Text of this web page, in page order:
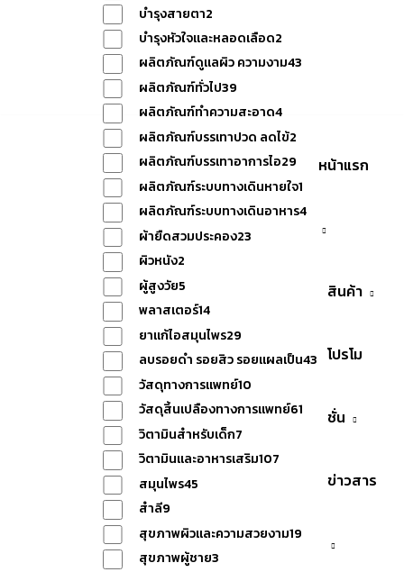
หน้าแรก
สินค้า
โปรโม
ชั่น
ข่าวสาร
บำรุงสายตา2
บำรุงหัวใจและหลอดเลือด2
ผลิตภัณฑ์ดูแลผิว ความงาม43
ผลิตภัณฑ์ทั่วไป39
ผลิตภัณฑ์ทำความสะอาด4
ผลิตภัณฑ์บรรเทาปวด ลดไข้2
ผลิตภัณฑ์บรรเทาอาการไอ29
ผลิตภัณฑ์ระบบทางเดินหายใจ1
ผลิตภัณฑ์ระบบทางเดินอาหาร4
ผ้ายืดสวมประคอง23
ผิวหนัง2
ผู้สูงวัย5
พลาสเตอร์14
ยาแก้ไอสมุนไพร29
ลบรอยดำ รอยสิว รอยแผลเป็น43
วัสดุทางการแพทย์10
วัสดุสิ้นเปลืองทางการแพทย์61
วิตามินสำหรับเด็ก7
วิตามินและอาหารเสริม107
สมุนไพร45
สำลี9
สุขภาพผิวและความสวยงาม19
สุขภาพผู้ชาย3